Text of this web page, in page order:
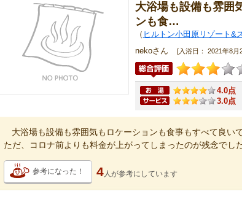
大浴場も設備も雰囲
ンも食…
（ ヒルトン小田原リゾート&
nekoさん
[入浴日： 2021年8
4.0点
3.0点
大浴場も設備も雰囲気もロケーションも食事もすべて良いで
ただ、コロナ前よりも料金が上がってしまったのが残念でした
参考になった！ 4人が参考にしています